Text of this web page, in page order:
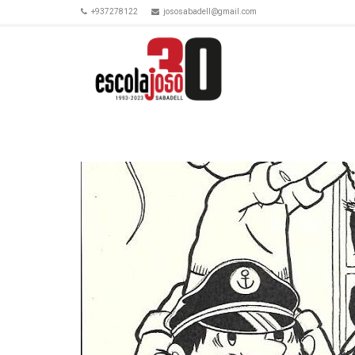
+937278122 jososabadell@gmail.com